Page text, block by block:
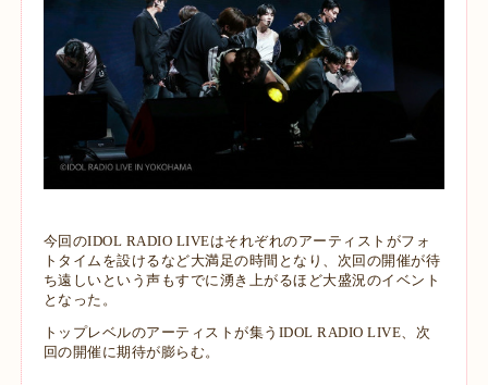
今回のIDOL RADIO LIVEはそれぞれのアーティストがフォ
トタイムを設けるなど大満足の時間となり、次回の開催が待
ち遠しいという声もすでに湧き上がるほど大盛況のイベント
となった。
トップレベルのアーティストが集うIDOL RADIO LIVE、次
回の開催に期待が膨らむ。